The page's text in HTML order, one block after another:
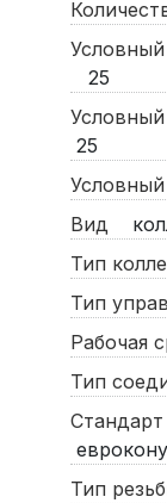
25
25
Вид
Тип
Тип
Рабочая
Тип
Тип